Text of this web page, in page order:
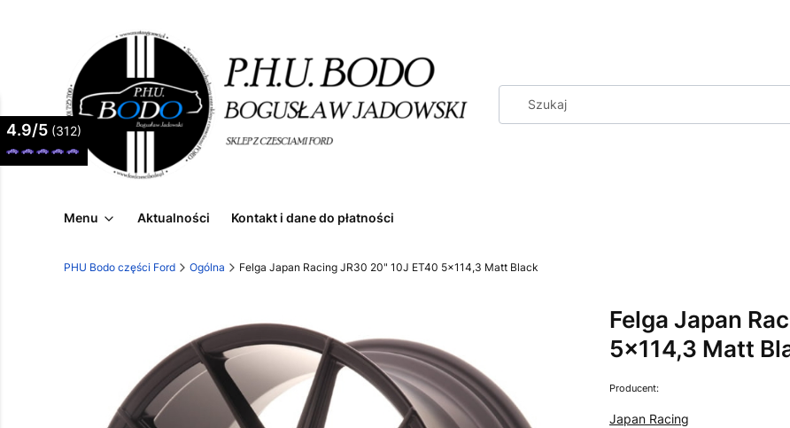
Menu Aktualności Kontakt i dane do płatności
PHU Bodo części Ford Ogólna Felga Japan Racing JR30 20" 10J ET40 5x114,3 Matt Black
Felga Japan
5x114,3 Matt
Producent:
Japan Racing
4.9/5 (312)